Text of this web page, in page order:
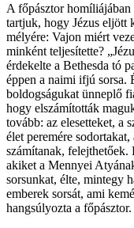
A főpásztor homíliájában
tartjuk, hogy Jézus eljött
mélyére: Vajon miért
minként teljesítette?
érdekelte a Bethesda tó
éppen a naimi ifjú sorsa.
boldogságukat ünneplő
hogy elszámították
tovább: az elesetteket, a
élet peremére
számítanak, felejthetőek.
akiket a Mennyei
sorsunkat, élte, mintegy
emberek sorsát, ami
hangsúlyozta a főpásztor.